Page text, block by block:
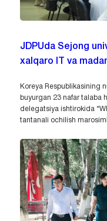
JDPUda Sejong
xalqaro IT va
Koreya Respublikasining
buyurgan 23 nafar talaba
delegatsiya ishtirokida
tantanali ochilish marosimi